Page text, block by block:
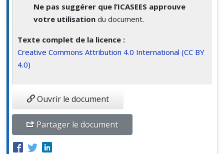
Ne pas suggérer que l’ICASEES approuve
votre utilisation du document.
Texte complet de la licence :
Creative Commons Attribution 4.0 International (CC BY
4.0)
Ouvrir le document
Partager le document